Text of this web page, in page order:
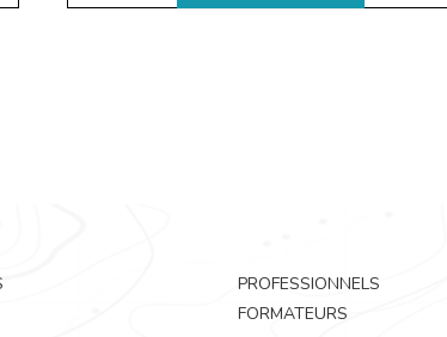
PROFESSIONNELS
FORMATEURS